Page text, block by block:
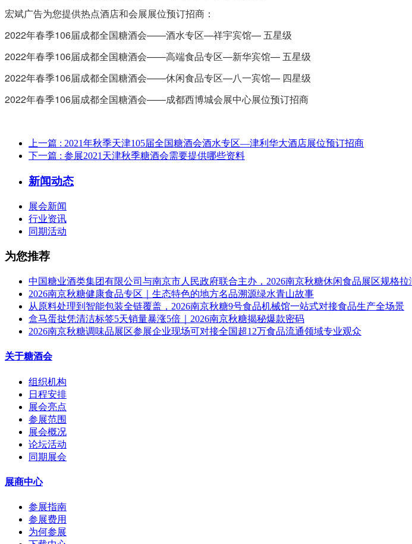
宏斌广告为您提供热点酒店和会展展位预订招商：
2022年春季106届成都全国糖酒会——酒水专区—祥宇宾馆— 五星级
2022年春季106届成都全国糖酒会——高端食品专区—新华宾馆— 五星级
2022年春季106届成都全国糖酒会——休闲食品专区—八一宾馆— 四星级
2022年春季106届成都全国糖酒会——成都西博城会展中心展位预订招商
上一篇 : 2021年秋季天津105届全国糖酒会酒水专区—津利华大酒店展位预订招商
下一篇 : 参展2021天津秋季糖酒会需要提供哪些资料
新闻动态
展会新闻
行业资讯
同期活动
为您推荐
中国糖业酒类集团有限公司与南京市人民政府联合主办，2026南京秋糖休闲食品展区规格拉
2026南京秋糖健康食品专区｜生态特色的地方名品溯源绿水青山故事
从原料处理到智能包装全链覆盖，2026南京秋糖9号食品机械馆一站式对接食品生产全场景
盒马蛋挞凭清洁标签5天销量暴涨5倍｜2026南京秋糖揭秘爆款密码
2026南京秋糖调味品展区参展企业现场可对接全国超12万食品流通领域专业观众
关于糖酒会
组织机构
日程安排
展会亮点
参展范围
展会概况
论坛活动
同期展会
展商中心
参展指南
参展费用
为何参展